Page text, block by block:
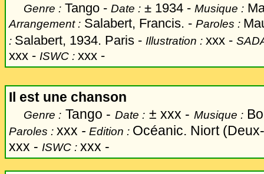
Genre : Tango - Date : ± 1934 - Musique :
Arrangement : Salabert, Francis. - Paroles :
: Salabert, 1934. Paris - Illustration : xxx -
xxx - ISWC : xxx -
Il est une chanson
Genre : Tango - Date : ± xxx - Musique :
Paroles : xxx - Edition : Océanic. Niort
xxx - ISWC : xxx -